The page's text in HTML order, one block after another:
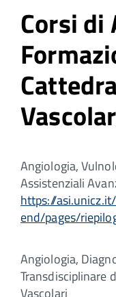
Corsi di
Angiologia,
Assistenziali
https://
end/pages/
Angiologia,
Transdisciplinare
Vascolari